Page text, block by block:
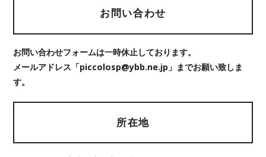
お問い合わせ
お問い合わせフォームは一時休止しております。
メールアドレス「piccolosp@ybb.ne.jp」までお願い致しま
す。
所在地